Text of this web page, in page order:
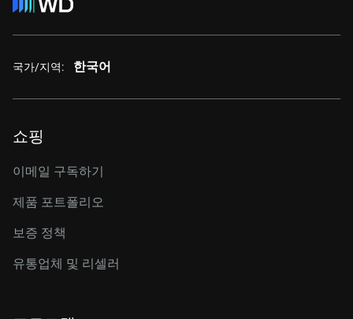
국가/지역: 한국어
쇼핑
이메일 구독하기
제품 포트폴리오
보증 정책
유통업체 및 리셀러